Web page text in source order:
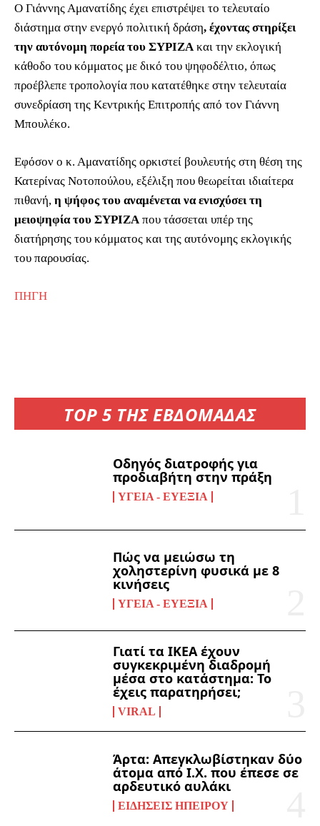
TOP 5 ΤΗΣ ΕΒΔΟΜΑΔΑΣ
Οδηγός διατροφής για
προδιαβήτη στην πράξη
ΥΓΕΊΑ - ΕΥΕΞΊΑ
Πώς να μειώσω τη
χοληστερίνη φυσικά με 8
κινήσεις
ΥΓΕΊΑ - ΕΥΕΞΊΑ
Γιατί τα ΙΚΕΑ έχουν
συγκεκριμένη διαδρομή
μέσα στο κατάστημα: Το
έχεις παρατηρήσει;
VIRAL
Άρτα: Απεγκλωβίστηκαν δύο
άτομα από Ι.Χ. που έπεσε σε
αρδευτικό αυλάκι
ΕΙΔΉΣΕΙΣ ΗΠΕΊΡΟΥ
Ο Γιάννης Αμανατίδης έχει επιστρέψει το τελευταίο
διάστημα στην ενεργό πολιτική δράση, έχοντας στηρίξει
την αυτόνομη πορεία του ΣΥΡΙΖΑ και την εκλογική
κάθοδο του κόμματος με δικό του ψηφοδέλτιο, όπως
προέβλεπε τροπολογία που κατατέθηκε στην τελευταία
συνεδρίαση της Κεντρικής Επιτροπής από τον Γιάννη
Μπουλέκο.
Εφόσον ο κ. Αμανατίδης ορκιστεί βουλευτής στη θέση της
Κατερίνας Νοτοπούλου, εξέλιξη που θεωρείται ιδιαίτερα
πιθανή, η ψήφος του αναμένεται να ενισχύσει τη
μειοψηφία του ΣΥΡΙΖΑ που τάσσεται υπέρ της
διατήρησης του κόμματος και της αυτόνομης εκλογικής
του παρουσίας.
ΠΗΓΗ